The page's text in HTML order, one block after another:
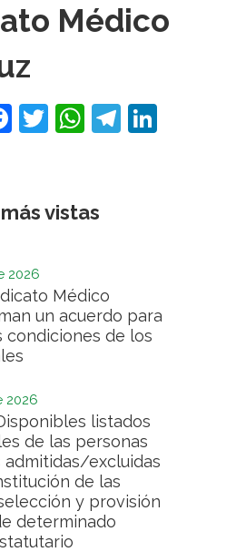
Médico
Facebook
Twitter
WhatsApp
vistas
2026
Médico
un acuerdo para
condiciones de los
2026
listados
de las personas
admitidas/excluidas
de las
y provisión
determinado